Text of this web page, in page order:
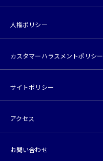
人権ポリシー
カスタマーハラスメントポリシー
サイトポリシー
アクセス
お問い合わせ